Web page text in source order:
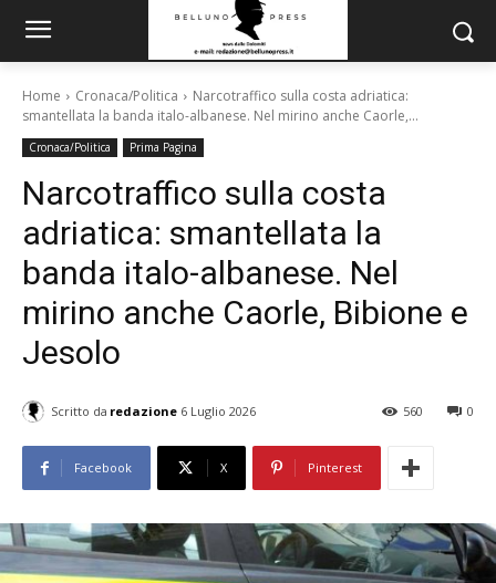
Home Cronaca/Politica
Narcotraffico sulla costa adriatica:
smantellata la banda italo-albanese. Nel mirino anche Caorle,...
Cronaca/Politica Prima Pagina
Narcotraffico sulla costa
adriatica: smantellata la
banda italo-albanese. Nel
mirino anche Caorle, Bibione e
Jesolo
Scritto da redazione 6 Luglio 2026 0
560
Facebook X Pinterest